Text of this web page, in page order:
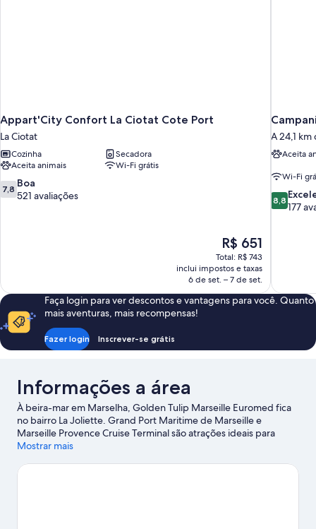
Appart'City Confort La Ciotat Cote Port
La Ciotat
Cozinha
Secadora
Aceita animais
Wi-Fi grátis
7.8
de
7,8 Boa
521 avaliações
O
preço
é
de
R$ 651
R$ 651
Total: R$ 743
inclui impostos e taxas
6 de set. – 7 de set.
A 24,1
Aceita
Wi-Fi
8.8
de
8,8
177
Faça login para ver descontos e vantagens para você. Quanto
mais aventuras, mais recompensas!
Fazer login Inscrever-se grátis
Informações a área
À beira-mar em Marselha, Golden Tulip Marseille Euromed fica
no bairro La Joliette. Grand Port Maritime de Marseille e
Marseille Provence Cruise Terminal são atrações ideais para
quem procura aventuras. Para conhecer as belezas naturais da
Calanques. Quem quiser curtir um evento ou assistir a uma
Mostrar mais